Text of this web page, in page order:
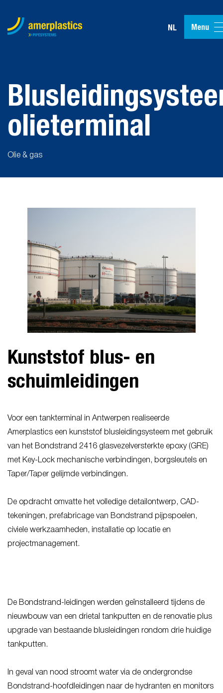
NL Menu
olieterminal
Olie & gas
Kunststof blus- en
schuimleidingen
Voor een tankterminal in Antwerpen realiseerde
Amerplastics een kunststof blusleidingsysteem met gebruik
van het Bondstrand 2416 glasvezelversterkte epoxy (GRE)
met Key-Lock mechanische verbindingen, borgsleutels en
Taper/Taper gelijmde verbindingen.
De opdracht omvatte het volledige detailontwerp, CAD-
tekeningen, prefabricage van Bondstrand pijpspoelen,
civiele werkzaamheden, installatie op locatie en
projectmanagement.
De Bondstrand-leidingen werden geïnstalleerd tijdens de
nieuwbouw van een drietal tankputten en de renovatie plus
upgrade van bestaande blusleidingen rondom drie huidige
tankputten.
In geval van nood stroomt water via de ondergrondse
Bondstrand-hoofdleidingen naar de hydranten en monitors